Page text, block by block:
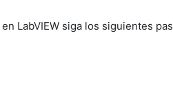
LabVIEW siga los siguientes